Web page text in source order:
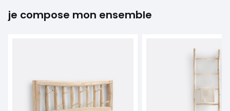
je compose mon ensemble